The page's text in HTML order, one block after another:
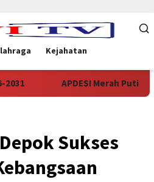
Kejahatan
APDESI Merah Putih Audiensi
Sukses